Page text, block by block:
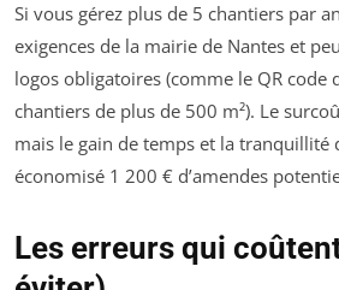
Si vous gérez plus de 5 chantiers par
exigences de la mairie de Nantes et
logos obligatoires (comme le QR code
chantiers de plus de 500 m²). Le
mais le gain de temps et la tranquillité
économisé 1 200 € d’amendes
Les erreurs qui